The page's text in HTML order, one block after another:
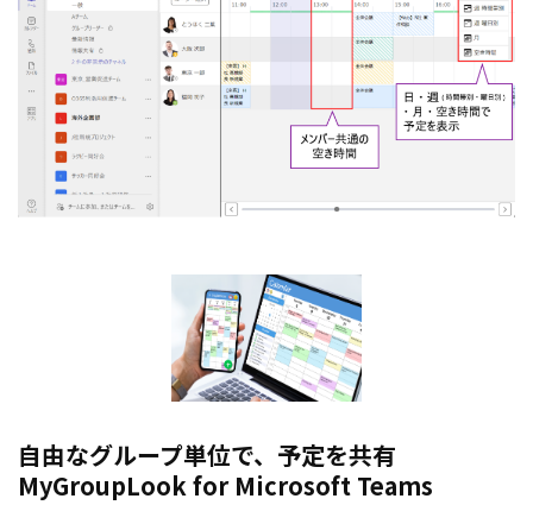
自由なグループ単位で、予定を共有
MyGroupLook for Microsoft Teams